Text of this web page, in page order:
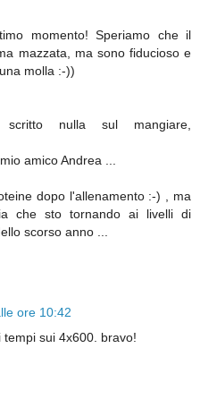
momento! Speriamo che il
mazzata, ma sono fiducioso e
molla :-))
nulla sul mangiare,
amico Andrea ...
dopo l'allenamento :-) , ma
che sto tornando ai livelli di
scorso anno ...
ore 10:42
sui 4x600. bravo!